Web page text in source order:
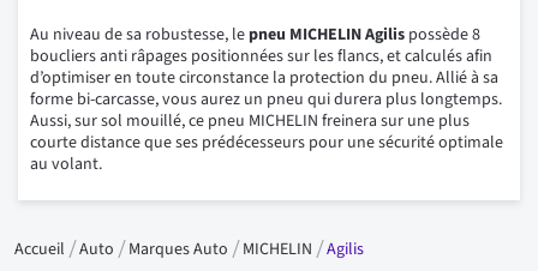
Au niveau de sa robustesse, le pneu MICHELIN Agilis possède 8
boucliers anti râpages positionnées sur les flancs, et calculés afin
d’optimiser en toute circonstance la protection du pneu. Allié à sa
forme bi-carcasse, vous aurez un pneu qui durera plus longtemps.
Aussi, sur sol mouillé, ce pneu MICHELIN freinera sur une plus
courte distance que ses prédécesseurs pour une sécurité optimale
au volant.
Accueil Auto Marques Auto MICHELIN Agilis